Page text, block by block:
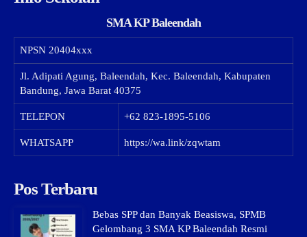
SMA KP Baleendah
NPSN 20404xxx
Jl. Adipati Agung, Baleendah, Kec. Baleendah, Kabupaten
Bandung, Jawa Barat 40375
TELEPON +62 823-1895-5106
WHATSAPP https://wa.link/zqwtam
Pos Terbaru
Bebas SPP dan Banyak Beasiswa, SPMB
Gelombang 3 SMA KP Baleendah Resmi